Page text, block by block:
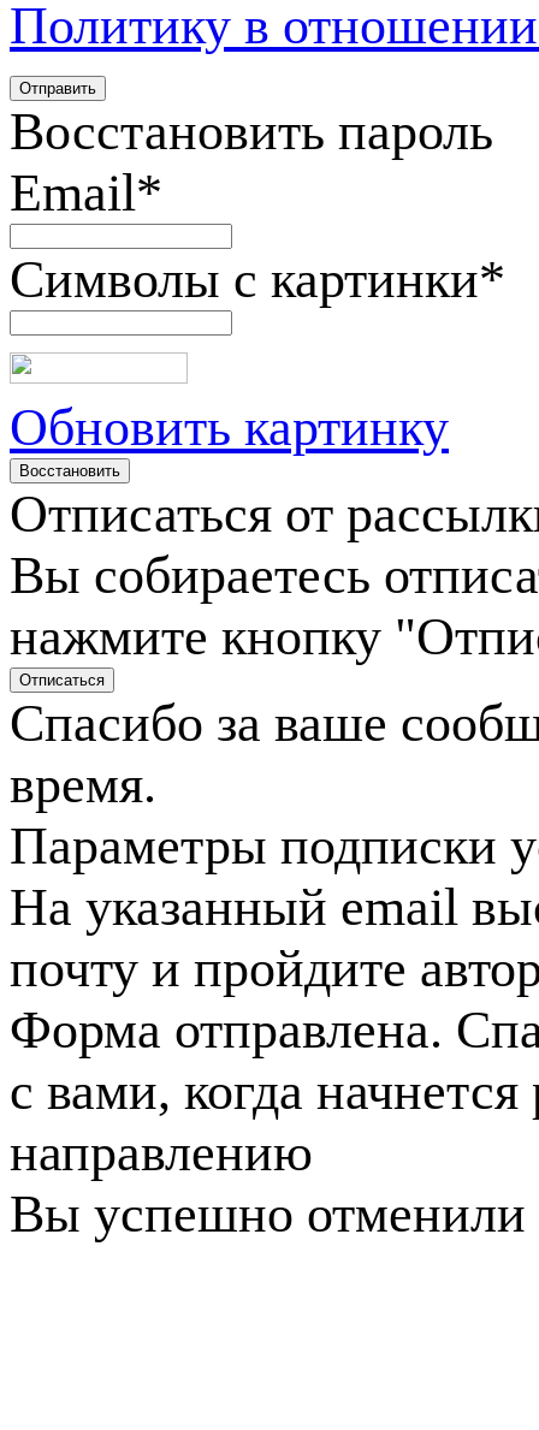
Политику в
Восстановить пароль
Email*
Символы с картинки*
Обновить картинку
Отписаться от
Вы собираетесь
нажмите кнопку
Спасибо за ваше
время.
Параметры подписки
На указанный email
почту и пройдите
Форма отправлена.
с вами, когда
направлению
Вы успешно отменили